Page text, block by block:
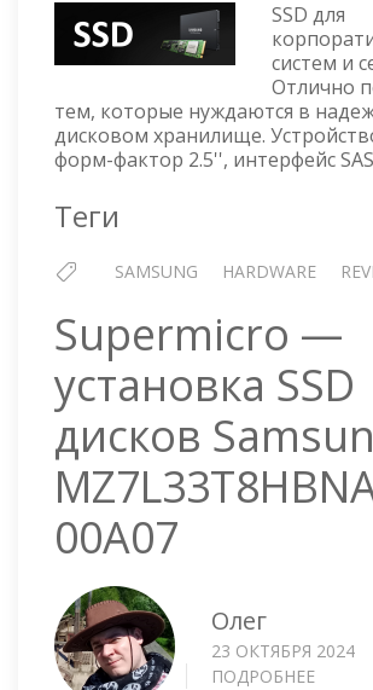
960GB
SAS
—
00A07
SSD для
систем и
Отлично
тем, которые нуждаются в
дисковом хранилище.
форм-фактор 2.5'', интерфейс
Теги
SAMSUNG HARDWARE
Supermicro —
установка SSD
дисков
00A07
Олег
23 ОКТЯБРЯ 2024
ПОДРОБНЕЕ